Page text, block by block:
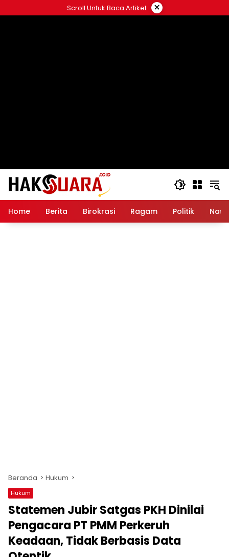
ke
Scroll Untuk Baca Artikel ×
Home Berita Birokrasi Ragam Politik
Beranda Hukum
Hukum
Statemen Jubir Satgas PKH Dinilai
Pengacara PT PMM Perkeruh
Keadaan, Tidak Berbasis Data